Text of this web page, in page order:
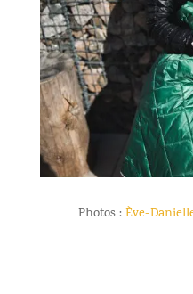
Photos :Ève-